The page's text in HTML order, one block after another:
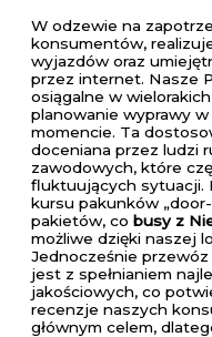
W odzewie na
konsumentów,
wyjazdów oraz
przez internet. Nasze
osiągalne w
planowanie wyprawy
momencie. Ta
doceniana przez ludzi
zawodowych, które
fluktuujących sytuacji.
kursu pakunków
pakietów, co busy z
możliwe dzięki naszej
Jednocześnie
jest z spełnianiem
jakościowych, co
recenzje naszych
głównym celem,